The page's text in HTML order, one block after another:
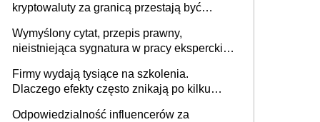
kryptowaluty za granicą przestają być
Wymyślony cytat, przepis prawny,
nieistniejąca sygnatura w pracy eksperckiej -
firmie
Firmy wydają tysiące na szkolenia.
Dlaczego efekty często znikają po kilku
Odpowiedzialność influencerów za